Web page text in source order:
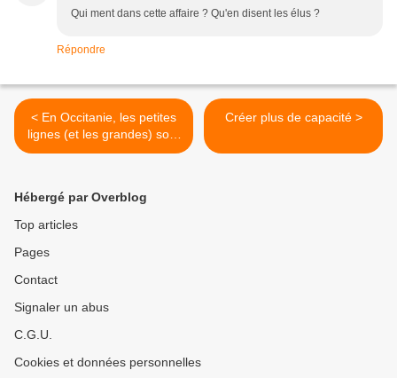
Qui ment dans cette affaire ? Qu'en disent les élus ?
Répondre
< En Occitanie, les petites
lignes (et les grandes) sont
relancées
Créer plus de capacité >
Hébergé par Overblog
Top articles
Pages
Contact
Signaler un abus
C.G.U.
Cookies et données personnelles